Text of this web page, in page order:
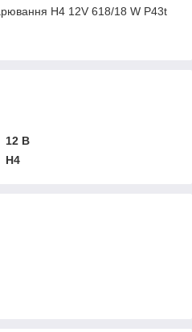
H4 12V 618/18 W P43t
12 В
H4